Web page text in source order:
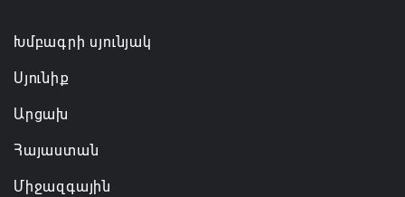
Խմբագրի սյունյակ
Սյունիք
Արցախ
Հայաստան
Միջազգային